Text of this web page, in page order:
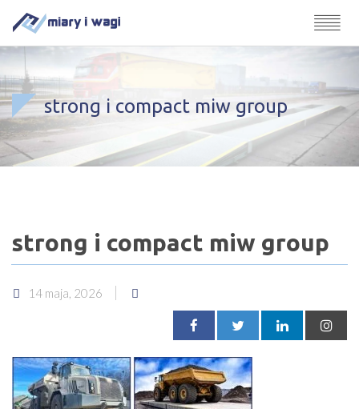
strong i compact miw group
strong i compact miw group
14 maja, 2026